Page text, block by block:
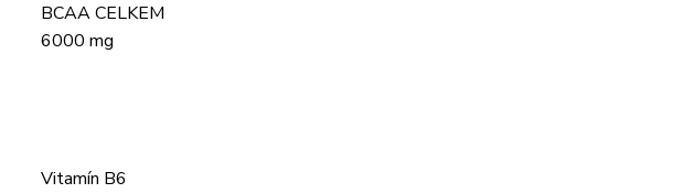
BCAA CELKEM
6000 mg
Vitamín B6